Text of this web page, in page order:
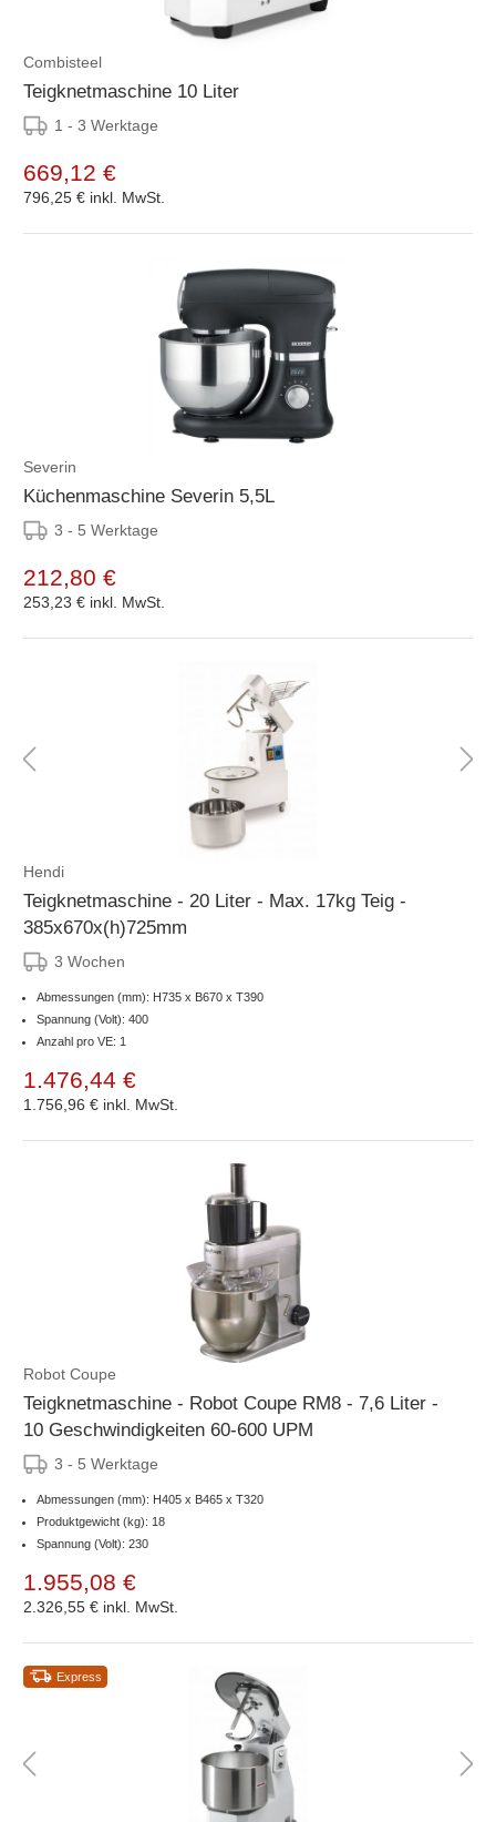
Combisteel
Teigknetmaschine 10 Liter
1 - 3 Werktage
669,12 €
796,25 € inkl. MwSt.
Severin
Küchenmaschine Severin 5,5L
3 - 5 Werktage
212,80 €
253,23 € inkl. MwSt.
Hendi
Teigknetmaschine - 20 Liter - Max. 17kg Teig -
385x670x(h)725mm
3 Wochen
Abmessungen (mm): H735 x B670 x T390
Spannung (Volt): 400
Anzahl pro VE: 1
1.476,44 €
1.756,96 € inkl. MwSt.
Robot Coupe
Teigknetmaschine - Robot Coupe RM8 - 7,6 Liter -
10 Geschwindigkeiten 60-600 UPM
3 - 5 Werktage
Abmessungen (mm): H405 x B465 x T320
Produktgewicht (kg): 18
Spannung (Volt): 230
1.955,08 €
2.326,55 € inkl. MwSt.
Express